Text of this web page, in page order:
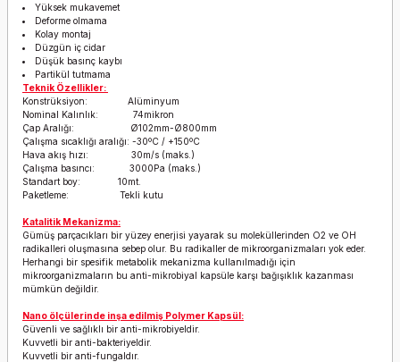
Yüksek mukavemet
Deforme olmama
Kolay montaj
Düzgün iç cidar
Düşük basınç kaybı
Partikül tutmama
Teknik Özellikler:
Konstrüksiyon: Alüminyum
Nominal Kalınlık: 74mikron
Çap Aralığı: Ø102mm-Ø800mm
Çalışma sıcaklığı aralığı: -30ºC / +150ºC
Hava akış hızı: 30m/s (maks.)
Çalışma basıncı: 3000Pa (maks.)
Standart boy: 10mt.
Paketleme: Tekli kutu
Katalitik Mekanizma:
Gümüş parçacıkları bir yüzey enerjisi yayarak su moleküllerinden O2 ve OH
radikalleri oluşmasına sebep olur. Bu radikaller de mikroorganizmaları yok eder.
Herhangi bir spesifik metabolik mekanizma kullanılmadığı için
mikroorganizmaların bu anti-mikrobiyal kapsüle karşı bağışıklık kazanması
mümkün değildir.
Nano ölçülerinde inşa edilmiş Polymer Kapsül:
Güvenli ve sağlıklı bir anti-mikrobiyeldir.
Kuvvetli bir anti-bakteriyeldir.
Kuvvetli bir anti-fungaldır.